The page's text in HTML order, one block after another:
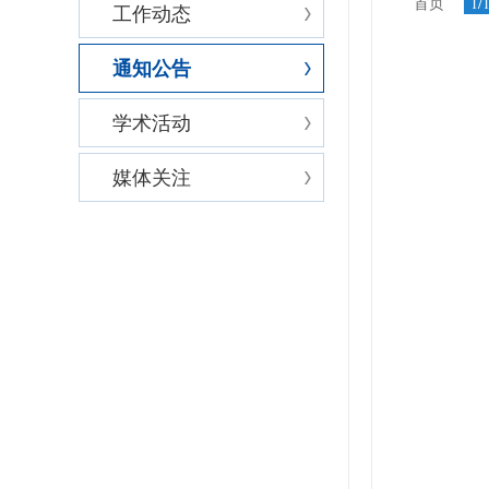
工作动态
通知公告
学术活动
媒体关注